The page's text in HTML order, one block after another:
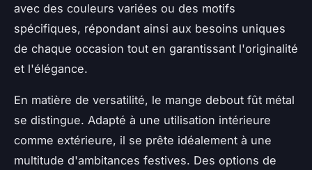
avec des couleurs variées ou des motifs
spécifiques, répondant ainsi aux besoins uniques
de chaque occasion tout en garantissant l'originalité
et l'élégance.
En matière de versatilité, le mange debout fût métal
se distingue. Adapté à une utilisation intérieure
comme extérieure, il se prête idéalement à une
multitude d'ambitances festives. Des options de